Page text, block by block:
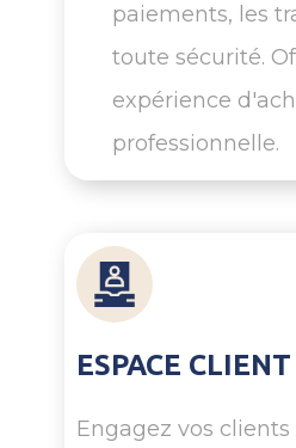
paiements, les
toute sécurité.
expérience
professionnelle.
ESPACE CLIENT
Engagez vos clients